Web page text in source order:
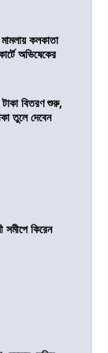
কলকাতা
অভিষেকের
টাকা বিতরণ শুরু,
তুলে দেবেন
সমীপে কিরেন